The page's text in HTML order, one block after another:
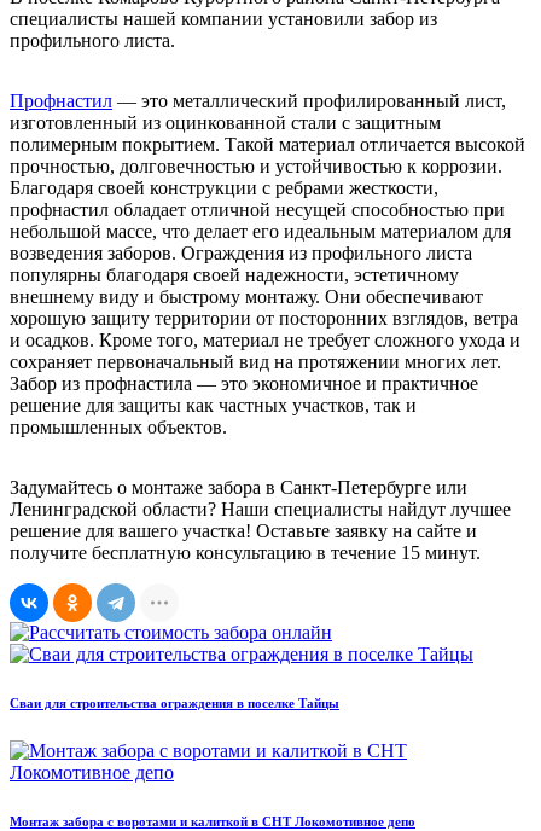
специалисты нашей компании установили забор из
профильного листа.
Профнастил — это металлический профилированный лист,
изготовленный из оцинкованной стали с защитным
полимерным покрытием. Такой материал отличается высокой
прочностью, долговечностью и устойчивостью к коррозии.
Благодаря своей конструкции с ребрами жесткости,
профнастил обладает отличной несущей способностью при
небольшой массе, что делает его идеальным материалом для
возведения заборов. Ограждения из профильного листа
популярны благодаря своей надежности, эстетичному
внешнему виду и быстрому монтажу. Они обеспечивают
хорошую защиту территории от посторонних взглядов, ветра
и осадков. Кроме того, материал не требует сложного ухода и
сохраняет первоначальный вид на протяжении многих лет.
Забор из профнастила — это экономичное и практичное
решение для защиты как частных участков, так и
промышленных объектов.
Задумайтесь о монтаже забора в Санкт-Петербурге или
Ленинградской области? Наши специалисты найдут лучшее
решение для вашего участка! Оставьте заявку на сайте и
получите бесплатную консультацию в течение 15 минут.
Сваи для строительства ограждения в поселке Тайцы
Монтаж забора с воротами и калиткой в СНТ Локомотивное депо